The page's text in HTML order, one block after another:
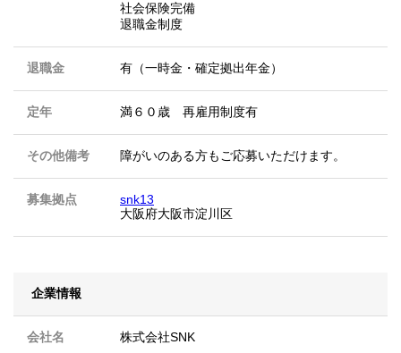
社会保険完備
退職金制度
退職金 有（一時金・確定拠出年金）
定年 満６０歳 再雇用制度有
その他備考 障がいのある方もご応募いただけます。
募集拠点
snk13
大阪府大阪市淀川区
企業情報
会社名 株式会社SNK